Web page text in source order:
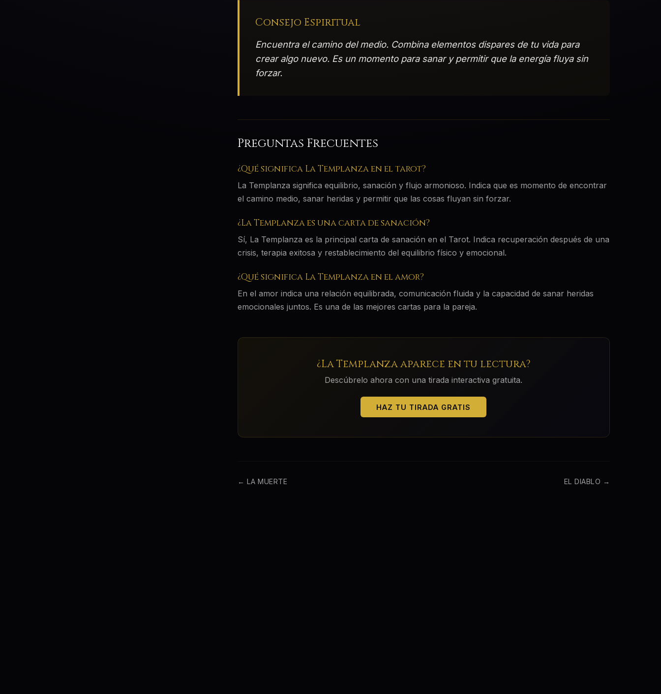
Consejo Espiritual
Encuentra el camino del medio. Combina elementos dispares de tu vida para
crear algo nuevo. Es un momento para sanar y permitir que la energía fluya sin
forzar.
Preguntas Frecuentes
¿Qué significa La Templanza en el tarot?
La Templanza significa equilibrio, sanación y flujo armonioso. Indica que es momento de encontrar
el camino medio, sanar heridas y permitir que las cosas fluyan sin forzar.
¿La Templanza es una carta de sanación?
Sí, La Templanza es la principal carta de sanación en el Tarot. Indica recuperación después de una
crisis, terapia exitosa y restablecimiento del equilibrio físico y emocional.
¿Qué significa La Templanza en el amor?
En el amor indica una relación equilibrada, comunicación fluida y la capacidad de sanar heridas
emocionales juntos. Es una de las mejores cartas para la pareja.
¿La Templanzaaparece en tu lectura?
Descúbrelo ahora con una tirada interactiva gratuita.
HAZ TU TIRADA GRATIS
← LA MUERTE EL DIABLO →